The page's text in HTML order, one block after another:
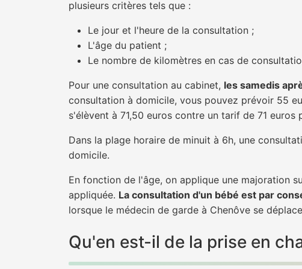
plusieurs critères tels que :
Le jour et l'heure de la consultation ;
L'âge du patient ;
Le nombre de kilomètres en cas de
Pour une consultation au cabinet, les samedis
consultation à domicile, vous pouvez prévoir 55
s'élèvent à 71,50 euros contre un tarif de 71
Dans la plage horaire de minuit à 6h, une
domicile.
En fonction de l'âge, on applique une majoration
appliquée. La consultation d'un bébé est par
lorsque le médecin de garde à Chenôve se
Qu'en est-il de la prise en